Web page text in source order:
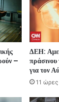
–
ΔΕΗ:
πράσινου
για τον
11